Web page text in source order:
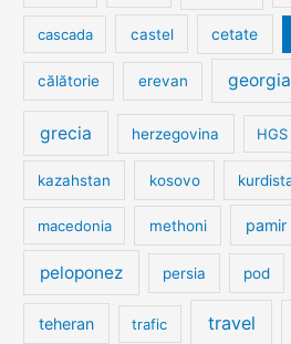
cascada castel cetate
călătorie erevan georgia
grecia herzegovina HGS
kazahstan kosovo
macedonia methoni pamir
peloponez persia pod
teheran trafic travel